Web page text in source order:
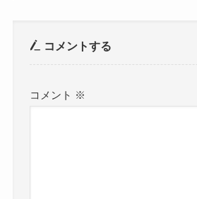
コメントする
コメント ※